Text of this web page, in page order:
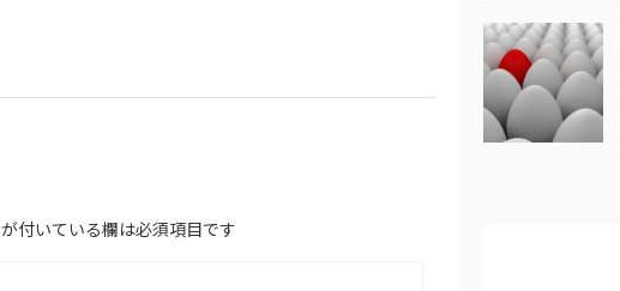
が付いている欄は必須項目です